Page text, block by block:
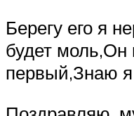
Берегу его я
будет
первый,Знаю